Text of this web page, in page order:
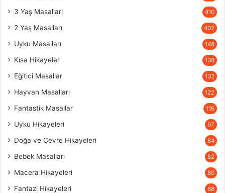
3 Yaş Masalları 410
2 Yaş Masalları 402
Uyku Masalları 148
Kısa Hikayeler 138
Eğitici Masallar 132
Hayvan Masalları 122
Fantastik Masallar 116
Uyku Hikayeleri 97
Doğa ve Çevre Hikayeleri 84
Bebek Masalları 82
Macera Hikayeleri 80
Fantazi Hikayeleri 68